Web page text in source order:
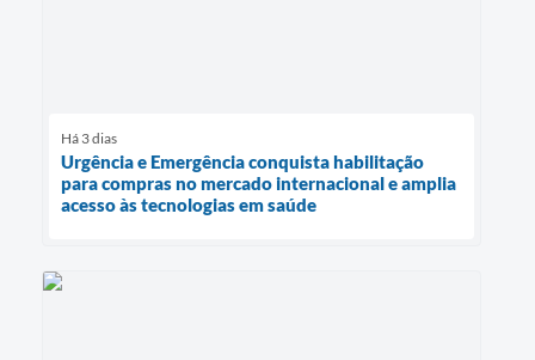
Há 3 dias
Urgência e Emergência conquista habilitação
para compras no mercado internacional e amplia
acesso às tecnologias em saúde